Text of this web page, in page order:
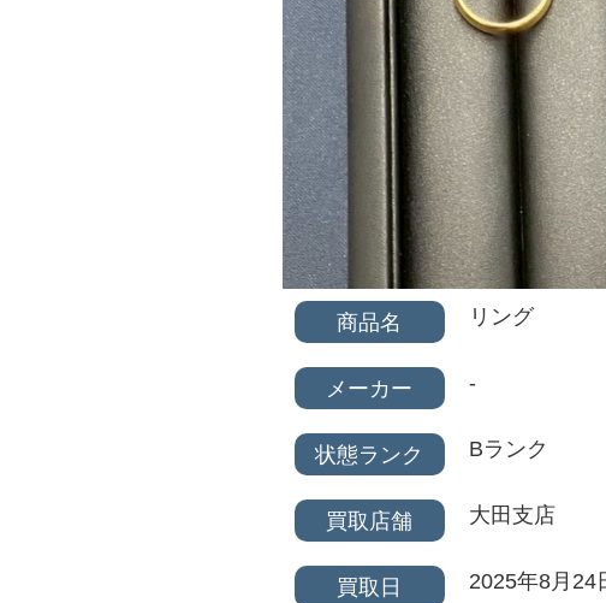
商品名 リング
メーカー -
状態ランク Bランク
買取店舗 大田支店
買取日 2025年8月24